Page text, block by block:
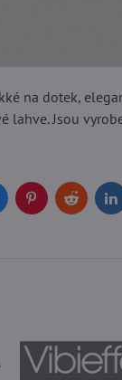
na dotek,
lahve. Jsou
PinterestReddit